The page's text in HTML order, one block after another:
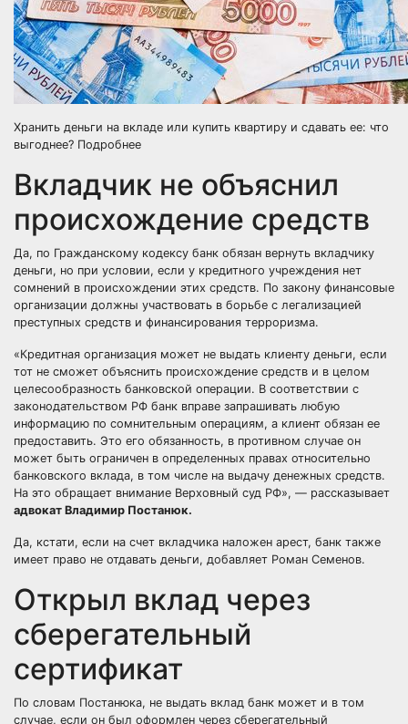
Хранить деньги на вкладе или купить квартиру и сдавать ее: что
выгоднее? Подробнее
Вкладчик не объяснил
происхождение средств
Да, по Гражданскому кодексу банк обязан вернуть вкладчику
деньги, но при условии, если у кредитного учреждения нет
сомнений в происхождении этих средств. По закону финансовые
организации должны участвовать в борьбе с легализацией
преступных средств и финансирования терроризма.
«Кредитная организация может не выдать клиенту деньги, если
тот не сможет объяснить происхождение средств и в целом
целесообразность банковской операции. В соответствии с
законодательством РФ банк вправе запрашивать любую
информацию по сомнительным операциям, а клиент обязан ее
предоставить. Это его обязанность, в противном случае он
может быть ограничен в определенных правах относительно
банковского вклада, в том числе на выдачу денежных средств.
На это обращает внимание Верховный суд РФ», — рассказывает
адвокат Владимир Постанюк.
Да, кстати, если на счет вкладчика наложен арест, банк также
имеет право не отдавать деньги, добавляет Роман Семенов.
Открыл вклад через
сберегательный
сертификат
По словам Постанюка, не выдать вклад банк может и в том
случае, если он был оформлен через сберегательный